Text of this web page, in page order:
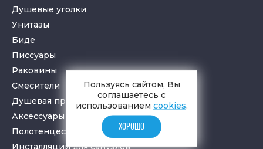
Душевые уголки
Унитазы
Биде
Писсуары
Раковины
Смесители
Душевая программа
Аксессуары в ванную
Полотенцесушители
Инсталляции для санузлов
Пользуясь сайтом, Вы
соглашаетесь с
использованием cookies.
ХОРОШО